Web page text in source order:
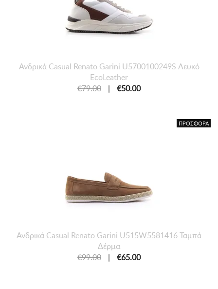
Ανδρικά Casual Renato Garini U5700100249S Λευκό
EcoLeather
€79.00
| €50.00
ΠΡΟΣΦΟΡΑ
Ανδρικά Casual Renato Garini U515W5581416 Ταμπά
Δέρμα
€99.00
| €65.00